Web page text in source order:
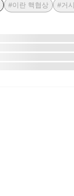
#이란 핵협상
#거